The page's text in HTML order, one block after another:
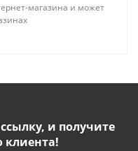
магазина и может
и получите
клиента!